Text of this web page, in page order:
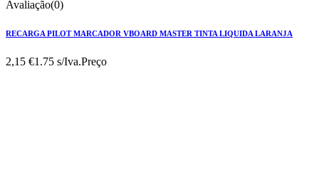
Avaliação(0)
RECARGA PILOT MARCADOR VBOARD MASTER TINTA LIQUIDA LARANJA
2,15 €1.75 s/Iva.Preço